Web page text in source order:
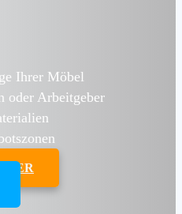
Ihrer Möbel
oder Arbeitgeber